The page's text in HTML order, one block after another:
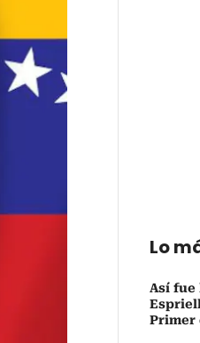
Lo
Así fue
Primer